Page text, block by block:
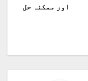
اور ممکنہ حل